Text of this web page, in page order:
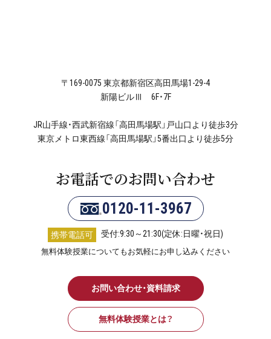
〒169-0075 東京都新宿区高田馬場1-29-4
新陽ビルⅢ 6F・7F
JR山手線・西武新宿線「高田馬場駅」戸山口より徒歩3分
東京メトロ東西線「高田馬場駅」5番出口より徒歩5分
お電話でのお問い合わせ
0120-11-3967
携帯電話可 受付:9:30～21:30(定休:日曜・祝日)
無料体験授業についてもお気軽にお申し込みください
お問い合わせ・資料請求
無料体験授業とは？